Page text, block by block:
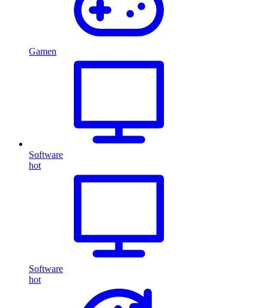
Gamen
Software
hot
Software
hot